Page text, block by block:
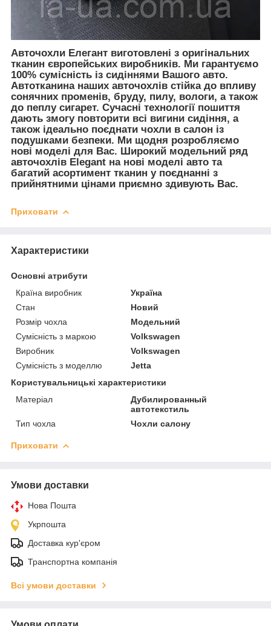
Авточохли Елегант виготовлені з оригінальних
тканин європейських виробників. Ми гарантуємо
100% сумісність із сидіннями Вашого авто.
Автотканина наших авточохлів стійка до впливу
сонячних променів, бруду, пилу, вологи, а також
до пеплу сигарет. Сучасні технології пошиття
дають змогу повторити всі вигини сидіння, а
також ідеально поєднати чохли в салон із
подушками безпеки. Ми щодня розробляємо
нові моделі для Вас. Широкий модельний ряд
авточохлів Elegant на нові моделі авто та
багатий асортимент тканин у поєднанні з
прийнятними цінами приємно здивують Вас.
Приховати
Характеристики
Основні атрибути
Країна виробник
Україна
Стан
Новий
Розмір чохла
Модельний
Сумісність з маркою
Volkswagen
Виробник
Volkswagen
Сумісність з моделлю
Jetta
Користувальницькі характеристики
Матеріал
Дубилированный
автотекстиль
Тип чохла
Чохли салону
Приховати
Умови доставки
Нова Пошта
Укрпошта
Доставка кур'єром
Транспортна компанія
Всі умови доставки